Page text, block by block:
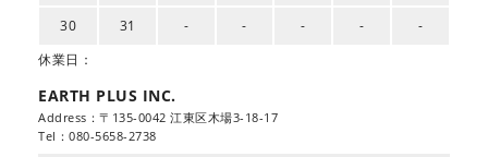
30 31 - - - -
-
休業日：
EARTH PLUS INC.
Address：〒135-0042 江東区木場3-18-17
Tel：080-5658-2738